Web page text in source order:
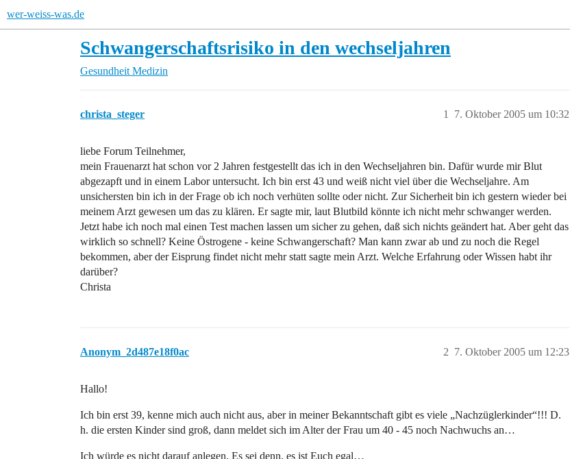
wer-weiss-was.de
Schwangerschaftsrisiko in den wechseljahren
Gesundheit Medizin
christa_steger 7. Oktober 2005 um 10:32
1
liebe Forum Teilnehmer,
mein Frauenarzt hat schon vor 2 Jahren festgestellt das ich in den Wechseljahren bin. Dafür wurde mir Blut
abgezapft und in einem Labor untersucht. Ich bin erst 43 und weiß nicht viel über die Wechseljahre. Am
unsichersten bin ich in der Frage ob ich noch verhüten sollte oder nicht. Zur Sicherheit bin ich gestern wieder bei
meinem Arzt gewesen um das zu klären. Er sagte mir, laut Blutbild könnte ich nicht mehr schwanger werden.
Jetzt habe ich noch mal einen Test machen lassen um sicher zu gehen, daß sich nichts geändert hat. Aber geht das
wirklich so schnell? Keine Östrogene - keine Schwangerschaft? Man kann zwar ab und zu noch die Regel
bekommen, aber der Eisprung findet nicht mehr statt sagte mein Arzt. Welche Erfahrung oder Wissen habt ihr
darüber?
Christa
Anonym_2d487e18f0ac 7. Oktober 2005 um 12:23
2
Hallo!
Ich bin erst 39, kenne mich auch nicht aus, aber in meiner Bekanntschaft gibt es viele „Nachzüglerkinder“!!! D.
h. die ersten Kinder sind groß, dann meldet sich im Alter der Frau um 40 - 45 noch Nachwuchs an…
Ich würde es nicht darauf anlegen. Es sei denn, es ist Euch egal…